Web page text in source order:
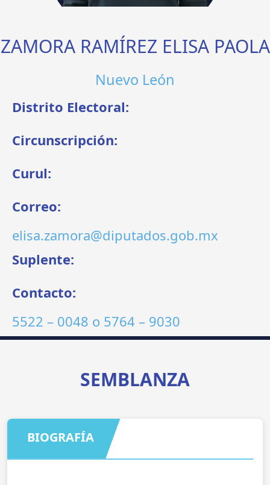
ZAMORA RAMÍREZ ELISA PAOLA
Nuevo León
Distrito Electoral:
Circunscripción:
Curul:
Correo:
elisa.zamora@diputados.gob.mx
Suplente:
Contacto:
5522 – 0048 o 5764 – 9030
SEMBLANZA
BIOGRAFÍA